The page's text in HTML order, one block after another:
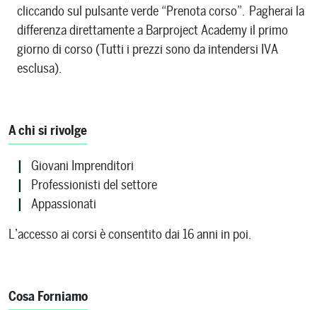
cliccando sul pulsante verde “Prenota corso”. Pagherai la
differenza direttamente a Barproject Academy il primo
giorno di corso (Tutti i prezzi sono da intendersi IVA
esclusa).
A chi si rivolge
Giovani Imprenditori
Professionisti del settore
Appassionati
L’accesso ai corsi è consentito dai 16 anni in poi.
Cosa Forniamo